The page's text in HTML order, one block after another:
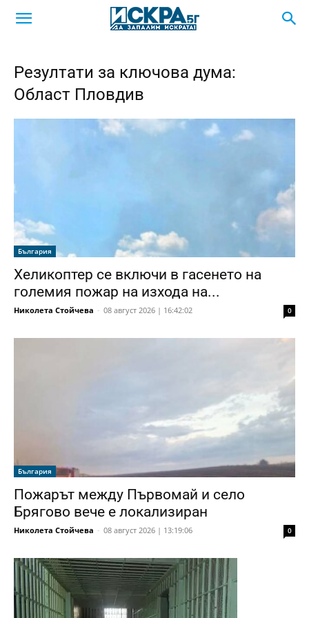
Резултати за ключова дума:
Област Пловдив
България
Хеликоптер се включи в гасенето на
големия пожар на изхода на...
Николета Стойчева - 08 август 2026 | 16:42:02 0
България
Пожарът между Първомай и село
Брягово вече е локализиран
Николета Стойчева - 08 август 2026 | 13:19:06 0